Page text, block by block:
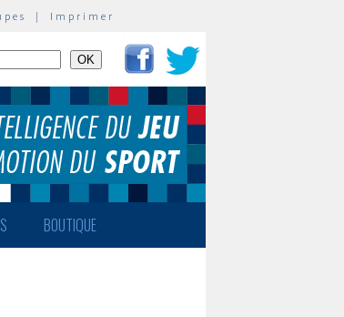
| Imprimer
BOUTIQUE